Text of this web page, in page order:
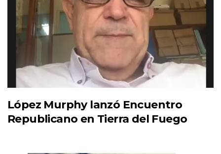
López Murphy lanzó Encuentro
Republicano en Tierra del Fuego